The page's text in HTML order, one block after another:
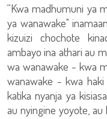
“Kwa madhumuni ya
ya wanawake"
kizuizi chochote
ambayo ina athari au
wa wanawake - kwa
wanawake - kwa
katika nyanja ya
au nyingine yoyote,